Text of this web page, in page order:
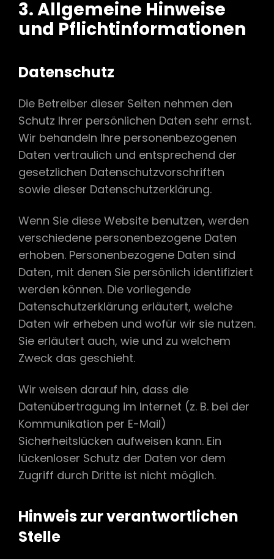
3. Allgemeine Hinweise
und Pflichtinformationen
Datenschutz
Die Betreiber dieser Seiten nehmen den
Schutz Ihrer persönlichen Daten sehr ernst.
Wir behandeln Ihre personenbezogenen
Daten vertraulich und entsprechend der
gesetzlichen Datenschutzvorschriften
sowie dieser Datenschutzerklärung.
Wenn Sie diese Website benutzen, werden
verschiedene personenbezogene Daten
erhoben. Personenbezogene Daten sind
Daten, mit denen Sie persönlich identifiziert
werden können. Die vorliegende
Datenschutzerklärung erläutert, welche
Daten wir erheben und wofür wir sie nutzen.
Sie erläutert auch, wie und zu welchem
Zweck das geschieht.
Wir weisen darauf hin, dass die
Datenübertragung im Internet (z. B. bei der
Kommunikation per E-Mail)
Sicherheitslücken aufweisen kann. Ein
lückenloser Schutz der Daten vor dem
Zugriff durch Dritte ist nicht möglich.
Hinweis zur verantwortlichen
Stelle